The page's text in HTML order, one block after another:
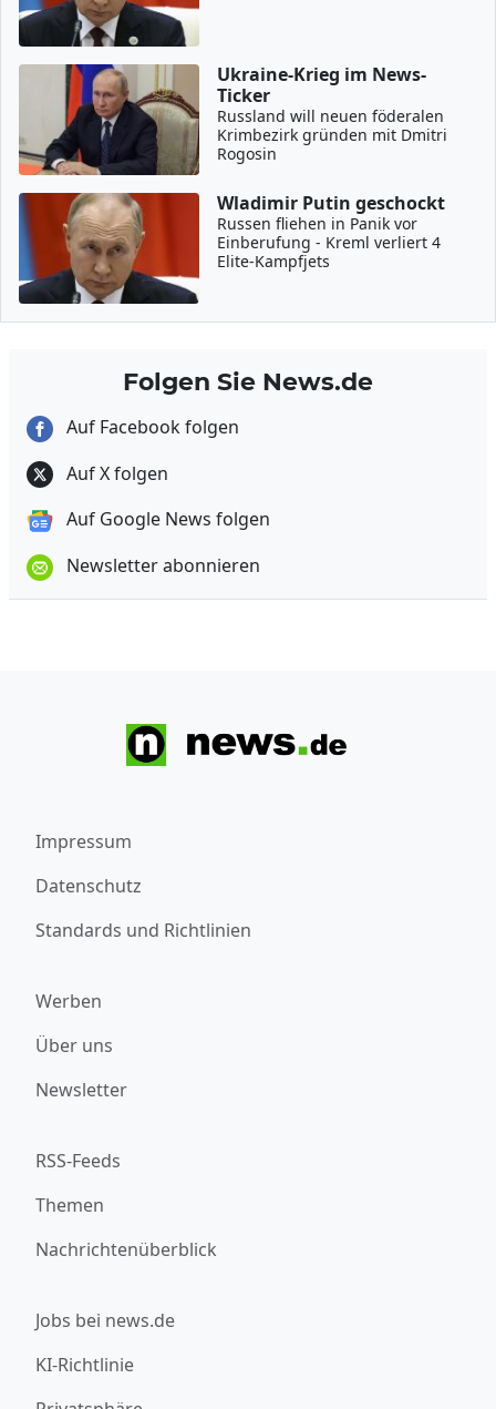
Ukraine-Krieg im News-
Ticker
Russland will neuen föderalen
Krimbezirk gründen mit Dmitri
Rogosin
Wladimir Putin geschockt
Russen fliehen in Panik vor
Einberufung - Kreml verliert 4
Elite-Kampfjets
Folgen Sie News.de
Auf Facebook folgen
Auf X folgen
Auf Google News folgen
Newsletter abonnieren
Impressum
Datenschutz
Standards und Richtlinien
Werben
Über uns
Newsletter
RSS-Feeds
Themen
Nachrichtenüberblick
Jobs bei news.de
KI-Richtlinie